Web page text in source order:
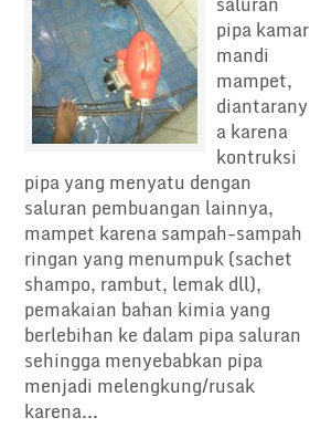
pipa kamar
mandi
mampet,
diantarany
a karena
kontruksi
pipa yang menyatu dengan
saluran pembuangan lainnya,
mampet karena sampah-sampah
ringan yang menumpuk (sachet
shampo, rambut, lemak dll),
pemakaian bahan kimia yang
berlebihan ke dalam pipa saluran
sehingga menyebabkan pipa
menjadi melengkung/rusak
karena...